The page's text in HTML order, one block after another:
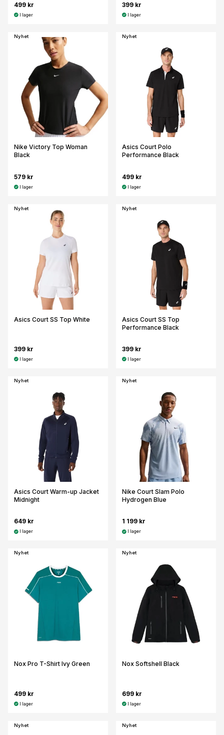
499 kr
I lager
399 kr
I lager
Nyhet
Nike Victory Top Woman
Black
579 kr
I lager
Nyhet
Asics Court Polo
Performance Black
499 kr
I lager
Nyhet
Asics Court SS Top White
399 kr
I lager
Nyhet
Asics Court SS Top
Performance Black
399 kr
I lager
Nyhet
Asics Court Warm-up Jacket
Midnight
649 kr
I lager
Nyhet
Nike Court Slam Polo
Hydrogen Blue
1 199 kr
I lager
Nyhet
Nox Pro T-Shirt Ivy Green
499 kr
I lager
Nyhet
Nox Softshell Black
699 kr
I lager
Nyhet Nyhet